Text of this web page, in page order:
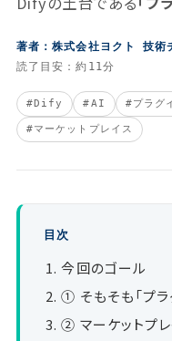
著者：株式会社ヨクト 技術
読了目安：約11分
#Dify #AI #プラグ
#マーケットプレイス
目次
今回のゴール
① そもそも「プラ
② マーケットプ